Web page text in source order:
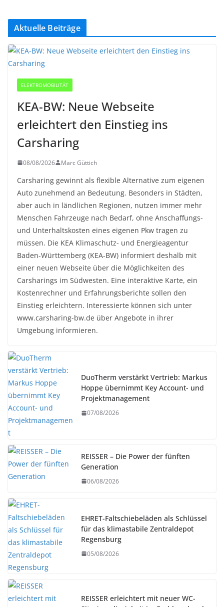
Aktuelle Beiträge
ELEKTROMOBILITÄT
KEA-BW: Neue Webseite
erleichtert den Einstieg ins
Carsharing
08/08/2026 Marc Güttich
Carsharing gewinnt als flexible Alternative zum eigenen
Auto zunehmend an Bedeutung. Besonders in Städten,
aber auch in ländlichen Regionen, nutzen immer mehr
Menschen Fahrzeuge nach Bedarf, ohne Anschaffungs-
und Unterhaltskosten eines eigenen Pkw tragen zu
müssen. Die KEA Klimaschutz- und Energieagentur
Baden-Württemberg (KEA-BW) informiert deshalb mit
einer neuen Webseite über die Möglichkeiten des
Carsharings im Südwesten. Eine interaktive Karte, ein
Kostenrechner und Erfahrungsberichte sollen den
Einstieg erleichtern. Interessierte können sich unter
www.carsharing-bw.de über Angebote in ihrer
Umgebung informieren.
DuoTherm verstärkt Vertrieb: Markus
Hoppe übernimmt Key Account- und
Projektmanagement
07/08/2026
REISSER – Die Power der fünften
Generation
06/08/2026
EHRET-Faltschiebeläden als Schlüssel
für das klimastabile Zentraldepot
Regensburg
05/08/2026
REISSER erleichtert mit neuer WC-